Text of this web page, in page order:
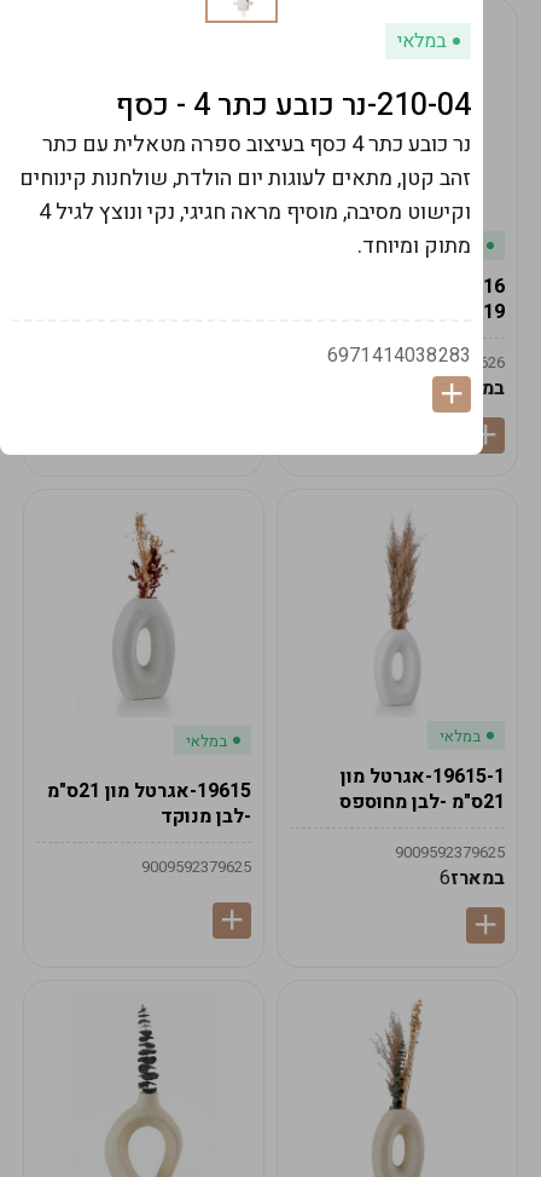
במלאי
19ס"מ -קרם
9009492379626
במארז6
במלאי
19615-1-אגרטל מון
21ס"מ -לבן מחוספס
9009592379625
במארז6
במלאי
19615-אגרטל מון 21ס"מ
-לבן מנוקד
9009592379625
במלאי
210-04-נר כובע כתר 4 - כסף
נר כובע כתר 4 כסף בעיצוב ספרה מטאלית עם כתר
זהב קטן, מתאים לעוגות יום הולדת, שולחנות קינוחים
וקישוט מסיבה, מוסיף מראה חגיגי, נקי ונוצץ לגיל 4
מתוק ומיוחד.
6971414038283